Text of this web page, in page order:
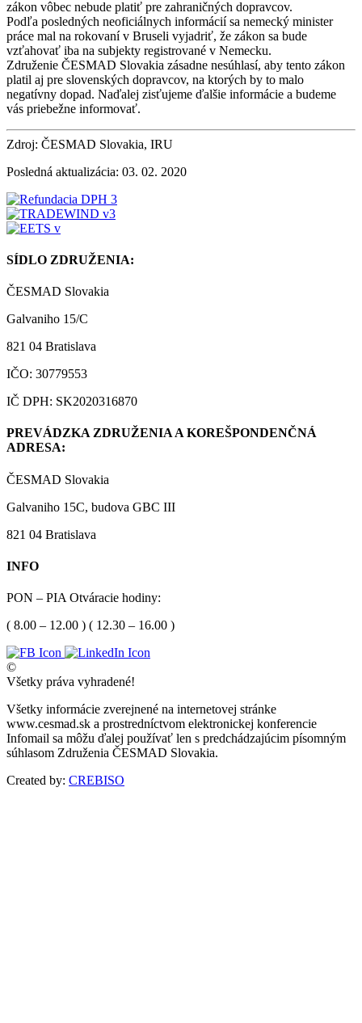
zákon vôbec nebude platiť pre zahraničných dopravcov.
Podľa posledných neoficiálnych informácií sa nemecký minister
práce mal na rokovaní v Bruseli vyjadriť, že zákon sa bude
vzťahovať iba na subjekty registrované v Nemecku.
Združenie ČESMAD Slovakia zásadne nesúhlasí, aby tento zákon
platil aj pre slovenských dopravcov, na ktorých by to malo
negatívny dopad. Naďalej zisťujeme ďalšie informácie a budeme
vás priebežne informovať.
Zdroj: ČESMAD Slovakia, IRU
Posledná aktualizácia: 03. 02. 2020
SÍDLO ZDRUŽENIA:
ČESMAD Slovakia
Galvaniho 15/C
821 04 Bratislava
IČO: 30779553
IČ DPH: SK2020316870
PREVÁDZKA ZDRUŽENIA A KOREŠPONDENČNÁ
ADRESA:
ČESMAD Slovakia
Galvaniho 15C, budova GBC III
821 04 Bratislava
INFO
PON – PIA Otváracie hodiny:
( 8.00 – 12.00 ) ( 12.30 – 16.00 )
©
Všetky práva vyhradené!
Všetky informácie zverejnené na internetovej stránke
www.cesmad.sk a prostredníctvom elektronickej konferencie
Infomail sa môžu ďalej používať len s predchádzajúcim písomným
súhlasom Združenia ČESMAD Slovakia.
Created by: CREBISO